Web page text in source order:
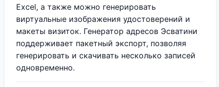
Excel, а также можно генерировать
виртуальные изображения удостоверений и
макеты визиток. Генератор адресов Эсватини
поддерживает пакетный экспорт, позволяя
генерировать и скачивать несколько записей
одновременно.